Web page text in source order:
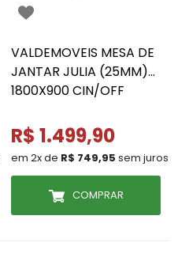
VALDEMOVEIS MESA DE
JANTAR JULIA (25MM)
1800X900 CIN/OFF
R$ 1.499,90
em 2x de R$ 749,95 sem juros
COMPRAR